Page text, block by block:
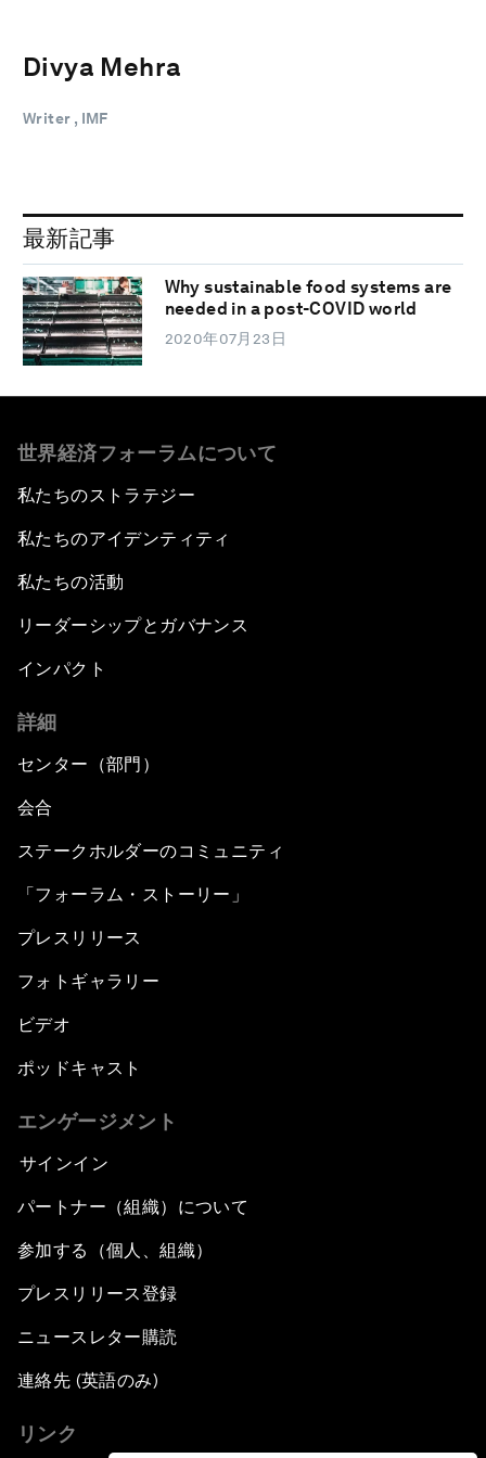
Divya Mehra
Writer , IMF
最新記事
Why sustainable food systems are
needed in a post-COVID world
2020年07月23日
世界経済フォーラムについて
私たちのストラテジー
私たちのアイデンティティ
私たちの活動
リーダーシップとガバナンス
インパクト
詳細
センター（部門）
会合
ステークホルダーのコミュニティ
「フォーラム・ストーリー」
プレスリリース
フォトギャラリー
ビデオ
ポッドキャスト
エンゲージメント
サインイン
パートナー（組織）について
参加する（個人、組織）
プレスリリース登録
ニュースレター購読
連絡先 (英語のみ)
リンク